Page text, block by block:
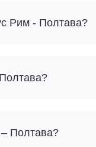
Рим - Полтава?
– Полтава?